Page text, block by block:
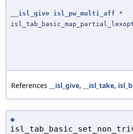
__isl_give isl_pw_multi_aff *
References __isl_give, __isl_take,
◆